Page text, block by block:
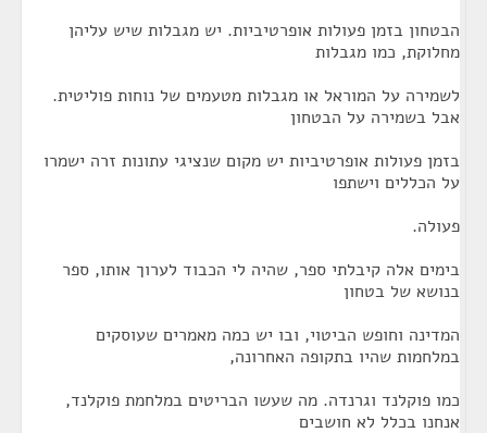
הבטחון בזמן פעולות אופרטיביות. יש מגבלות שיש עליהן
מחלוקת, כמו מגבלות
לשמירה על המוראל או מגבלות מטעמים של נוחות פוליטית.
אבל בשמירה על הבטחון
בזמן פעולות אופרטיביות יש מקום שנציגי עתונות זרה ישמרו
על הכללים וישתפו
פעולה.
בימים אלה קיבלתי ספר, שהיה לי הכבוד לערוך אותו, ספר
בנושא של בטחון
המדינה וחופש הביטוי, ובו יש כמה מאמרים שעוסקים
במלחמות שהיו בתקופה האחרונה,
כמו פוקלנד וגרנדה. מה שעשו הבריטים במלחמת פוקלנד,
אנחנו בכלל לא חושבים